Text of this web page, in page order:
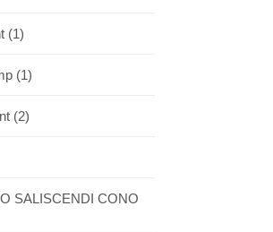
(1)
(1)
(2)
SALISCENDI CONO